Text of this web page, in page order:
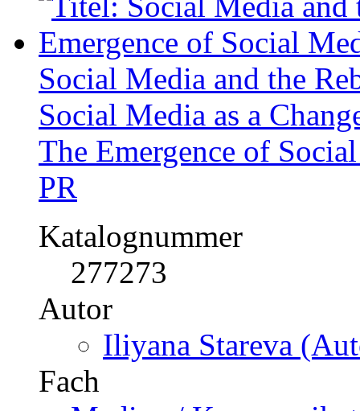
Katalognummer
277273
Autor
Iliyana Stareva
Fach
Medien /
Kategorie
Akademische Arbeit,
Preis
US$ 55,99